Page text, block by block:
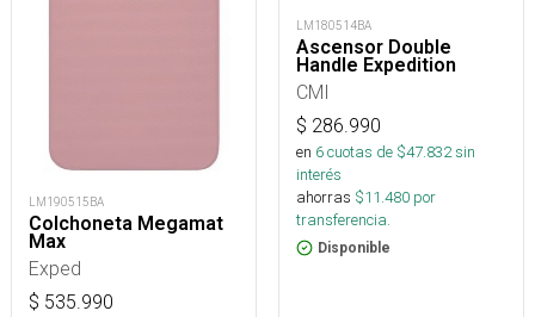
LM190515BA
Colchoneta Megamat
Max
Exped
$ 535.990
LM180514BA
Ascensor Double
Handle Expedition
CMI
$ 286.990
en 6cuotas de $47.832sin
interés
ahorras $11.480 por
transferencia.
Disponible